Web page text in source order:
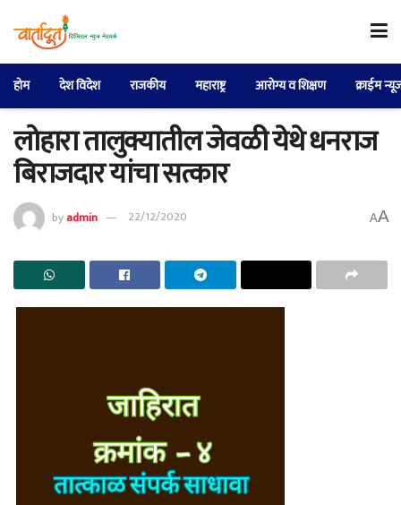
होम देश विदेश राजकीय महाराष्ट्र आरोग्य व शिक्षण क्राईम
लोहारा तालुक्यातील जेवळी येथे धनराज
बिराजदार यांचा सत्कार
byadmin 22/12/2020 AA